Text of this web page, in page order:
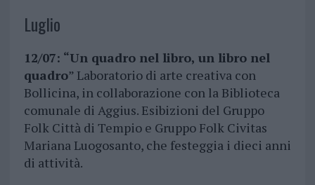
Luglio
12/07: “Un quadro nel libro, un libro nel
quadro” Laboratorio di arte creativa con
Bollicina, in collaborazione con la Biblioteca
comunale di Aggius. Esibizioni del Gruppo
Folk Città di Tempio e Gruppo Folk Civitas
Mariana Luogosanto, che festeggia i dieci anni
di attività.